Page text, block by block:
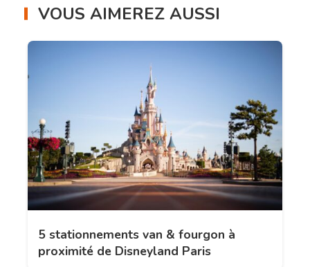
VOUS AIMEREZ AUSSI
5 stationnements van & fourgon à
proximité de Disneyland Paris